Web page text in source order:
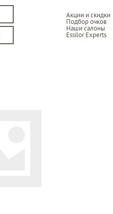
Акции и скидки
Подбор очков
Наши салоны
Essilor Experts